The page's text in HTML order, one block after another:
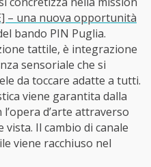
– una nuova opportunità
bando PIN Puglia.
tattile, è integrazione
sensoriale che si
da toccare adatte a tutti.
viene garantita dalla
d’arte attraverso
Il cambio di canale
viene racchiuso nel